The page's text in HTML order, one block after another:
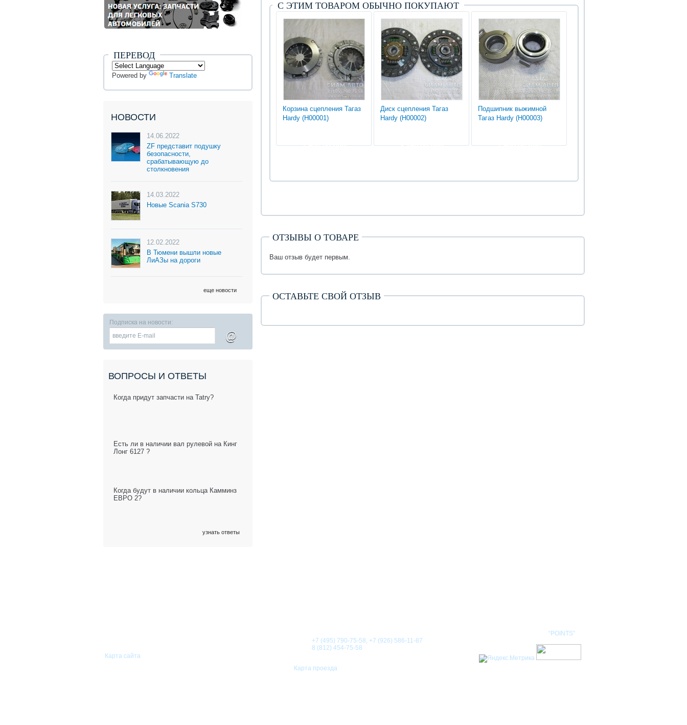
С ЭТИМ ТОВАРОМ ОБЫЧНО ПОКУПАЮТ
Корзина сцепления Тагаз
Hardy (Н00001)
7 500.00 руб
Диск сцепления Тагаз
Hardy (Н00002)
3 750.00 руб
Подшипник выжимной
Тагаз Hardy (Н00003)
1 500.00 руб
ОТЗЫВЫ О ТОВАРЕ
Ваш отзыв будет первым.
ОСТАВЬТЕ СВОЙ ОТЗЫВ
ПЕРЕВОД
Powered by Translate
НОВОСТИ
14.06.2022
ZF представит подушку
безопасности,
срабатывающую до
столкновения
14.03.2022
Новые Scania S730
12.02.2022
В Тюмени вышли новые
ЛиАЗы на дороги
еще новости
Подписка на новости:
@
ВОПРОСЫ И ОТВЕТЫ
Когда придут запчасти на Tatry?
Есть ли в наличии вал рулевой на Кинг
Лонг 6127 ?
Когда будут в наличии кольца Камминз
ЕВРО 2?
узнать ответы
Карта сайта
+7 (495) 790-75-58, +7 (926) 586-11-87
8 (812) 454-75-58
Карта проезда
“POINTS”